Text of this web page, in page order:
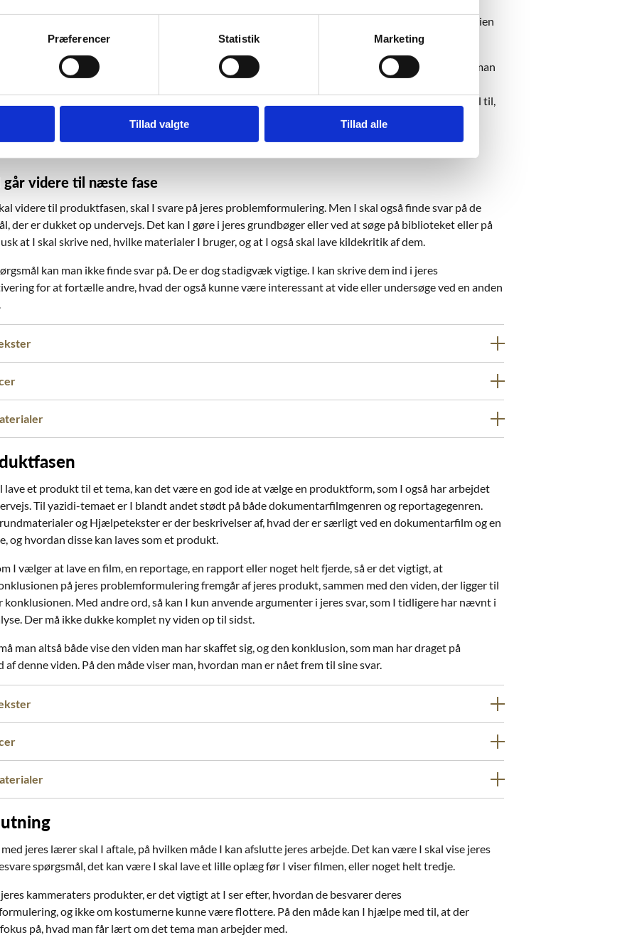
Præferencer Statistik Marketing
Tillad valgte Tillad alle
niveau skal I også gennemføre kildekritik. Til det formål kan I anvende dokumentet Viden om historien
kilder under Grundmaterialer nedenfor.
analyseres kan man også bruge modeller. Det kan fx være en model, der generelt beskriver trin man
er i forhold til at blive løst. Ud fra modellen kan man desuden komme med forslag til, hvad der skal til,
tættere på en løsning. Andre modeller kan være en hjælp til at vurdere andre forhold, fx om et
går videre til næste fase
videre til produktfasen, skal I svare på jeres problemformulering. Men I skal også finde svar på de
der er dukket op undervejs. Det kan I gøre i jeres grundbøger eller ved at søge på biblioteket eller på
at I skal skrive ned, hvilke materialer I bruger, og at I også skal lave kildekritik af dem.
kan man ikke finde svar på. De er dog stadigvæk vigtige. I kan skrive dem ind i jeres
for at fortælle andre, hvad der også kunne være interessant at vide eller undersøge ved en anden
lave et produkt til et tema, kan det være en god ide at vælge en produktform, som I også har arbejdet
Til yazidi-temaet er I blandt andet stødt på både dokumentarfilmgenren og reportagegenren.
og Hjælpetekster er der beskrivelser af, hvad der er særligt ved en dokumentarfilm og en
og hvordan disse kan laves som et produkt.
I vælger at lave en film, en reportage, en rapport eller noget helt fjerde, så er det vigtigt, at
på jeres problemformulering fremgår af jeres produkt, sammen med den viden, der ligger til
konklusionen. Med andre ord, så kan I kun anvende argumenter i jeres svar, som I tidligere har nævnt i
Der må ikke dukke komplet ny viden op til sidst.
man altså både vise den viden man har skaffet sig, og den konklusion, som man har draget på
af denne viden. På den måde viser man, hvordan man er nået frem til sine svar.
med jeres lærer skal I aftale, på hvilken måde I kan afslutte jeres arbejde. Det kan være I skal vise jeres
spørgsmål, det kan være I skal lave et lille oplæg før I viser filmen, eller noget helt tredje.
kammeraters produkter, er det vigtigt at I ser efter, hvordan de besvarer deres
og ikke om kostumerne kunne være flottere. På den måde kan I hjælpe med til, at der
på, hvad man får lært om det tema man arbejder med.